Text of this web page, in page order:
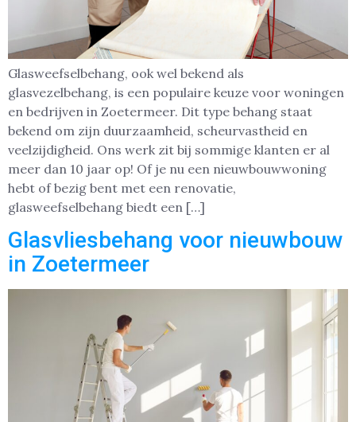
Glasweefselbehang, ook wel bekend als
glasvezelbehang, is een populaire keuze voor woningen
en bedrijven in Zoetermeer. Dit type behang staat
bekend om zijn duurzaamheid, scheurvastheid en
veelzijdigheid. Ons werk zit bij sommige klanten er al
meer dan 10 jaar op! Of je nu een nieuwbouwwoning
hebt of bezig bent met een renovatie,
glasweefselbehang biedt een […]
Glasvliesbehang voor nieuwbouw
in Zoetermeer